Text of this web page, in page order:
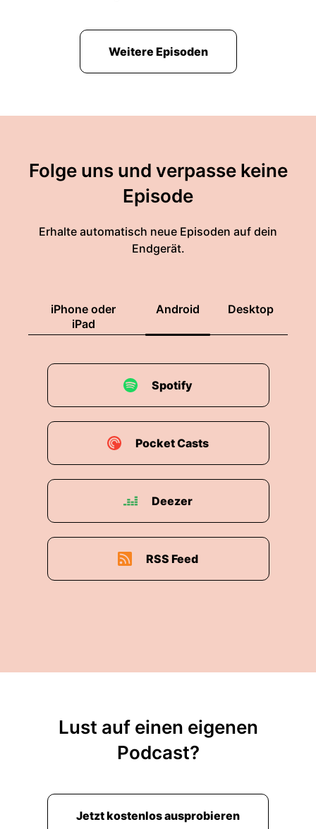
Weitere Episoden
Folge uns und verpasse keine
Episode
Erhalte automatisch neue Episoden auf dein
Endgerät.
iPhone oder
iPad
Android Desktop
Spotify
Pocket Casts
Deezer
RSS Feed
Lust auf einen eigenen
Podcast?
Jetzt kostenlos ausprobieren